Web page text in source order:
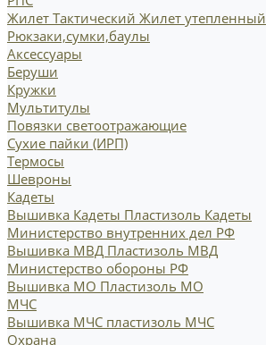
Жилет Тактический Жилет утепленный
Рюкзаки,сумки,баулы
Аксессуары
Беруши
Кружки
Мультитулы
Повязки светоотражающие
Сухие пайки (ИРП)
Термосы
Шевроны
Кадеты
Вышивка Кадеты Пластизоль Кадеты
Министерство внутренних дел РФ
Вышивка МВД Пластизоль МВД
Министерство обороны РФ
Вышивка МО Пластизоль МО
МЧС
Вышивка МЧС пластизоль МЧС
Охрана